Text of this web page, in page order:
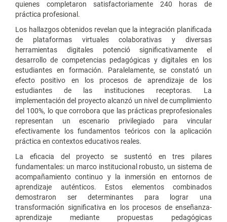
quienes completaron satisfactoriamente 240 horas de
práctica profesional.
Los hallazgos obtenidos revelan que la integración planificada
de plataformas virtuales colaborativas y diversas
herramientas digitales potenció significativamente el
desarrollo de competencias pedagógicas y digitales en los
estudiantes en formación. Paralelamente, se constató un
efecto positivo en los procesos de aprendizaje de los
estudiantes de las instituciones receptoras. La
implementación del proyecto alcanzó un nivel de cumplimiento
del 100%, lo que corrobora que las prácticas preprofesionales
representan un escenario privilegiado para vincular
efectivamente los fundamentos teóricos con la aplicación
práctica en contextos educativos reales.
La eficacia del proyecto se sustentó en tres pilares
fundamentales: un marco institucional robusto, un sistema de
acompañamiento continuo y la inmersión en entornos de
aprendizaje auténticos. Estos elementos combinados
demostraron ser determinantes para lograr una
transformación significativa en los procesos de enseñanza-
aprendizaje mediante propuestas pedagógicas